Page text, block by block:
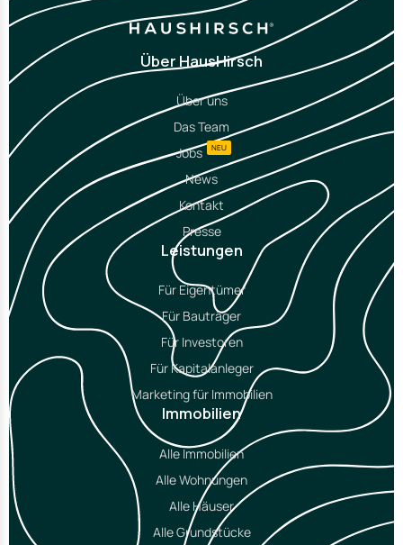
Über HausHirsch
Über uns
Das Team
Jobs
NEU
News
Kontakt
Presse
Leistungen
Für Eigentümer
Für Bauträger
Für Investoren
Für Kapitalanleger
Marketing für Immobilien
Immobilien
Alle Immobilien
Alle Wohnungen
Alle Häuser
Alle Grundstücke